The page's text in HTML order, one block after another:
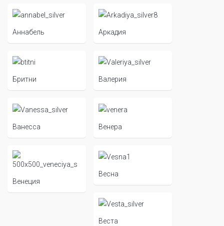
Аннабель Аркадия
Бритни Валерия
Ванесса Венера
Венеция
Весна
Веста